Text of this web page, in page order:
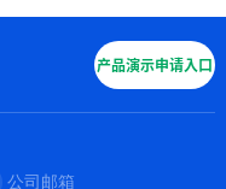
产品演示申请入口
公司邮箱